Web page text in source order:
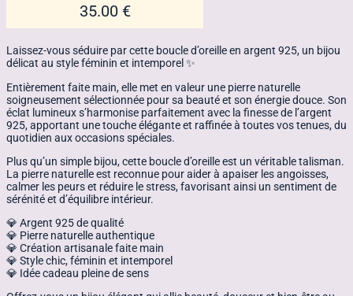
35.00 €
Laissez-vous séduire par cette boucle d’oreille en argent 925, un bijou
délicat au style féminin et intemporel ✨
Entièrement faite main, elle met en valeur une pierre naturelle
soigneusement sélectionnée pour sa beauté et son énergie douce. Son
éclat lumineux s’harmonise parfaitement avec la finesse de l’argent
925, apportant une touche élégante et raffinée à toutes vos tenues, du
quotidien aux occasions spéciales.
Plus qu’un simple bijou, cette boucle d’oreille est un véritable talisman.
La pierre naturelle est reconnue pour aider à apaiser les angoisses,
calmer les peurs et réduire le stress, favorisant ainsi un sentiment de
sérénité et d’équilibre intérieur.
💎 Argent 925 de qualité
💎 Pierre naturelle authentique
💎 Création artisanale faite main
💎 Style chic, féminin et intemporel
💎 Idée cadeau pleine de sens